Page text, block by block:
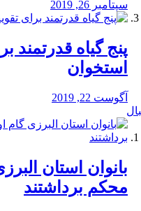
سپتامبر 26, 2019
پنج گیاه قدرتمند
استخوان
آگوست 22, 2019
بانوان استان
محكم برداشتند